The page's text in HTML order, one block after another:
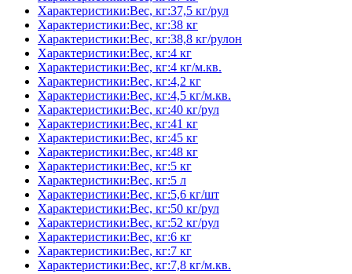
Характеристики:Вес, кг:37,5 кг/рул
Характеристики:Вес, кг:38 кг
Характеристики:Вес, кг:38,8 кг/рулон
Характеристики:Вес, кг:4 кг
Характеристики:Вес, кг:4 кг/м.кв.
Характеристики:Вес, кг:4,2 кг
Характеристики:Вес, кг:4,5 кг/м.кв.
Характеристики:Вес, кг:40 кг/рул
Характеристики:Вес, кг:41 кг
Характеристики:Вес, кг:45 кг
Характеристики:Вес, кг:48 кг
Характеристики:Вес, кг:5 кг
Характеристики:Вес, кг:5 л
Характеристики:Вес, кг:5,6 кг/шт
Характеристики:Вес, кг:50 кг/рул
Характеристики:Вес, кг:52 кг/рул
Характеристики:Вес, кг:6 кг
Характеристики:Вес, кг:7 кг
Характеристики:Вес, кг:7,8 кг/м.кв.